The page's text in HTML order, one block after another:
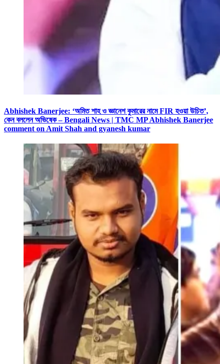
Abhishek Banerjee: ‘অমিত শাহ ও জ্ঞানেশ কুমারের নামে FIR হওয়া উচিত’,
কেন বললেন অভিষেক – Bengali News | TMC MP Abhishek Banerjee
comment on Amit Shah and gyanesh kumar